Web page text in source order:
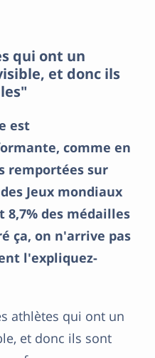
qui ont un
et donc ils
est
comme en
remportées sur
Jeux mondiaux
8,7% des médailles
ça, on n'arrive pas
l'expliquez-
athlètes qui ont un
et donc ils sont